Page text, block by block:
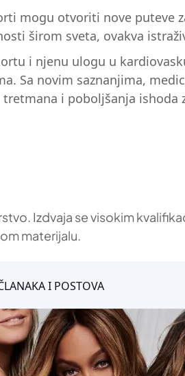
mogu otvoriti nove puteve
širom sveta, ovakva
i njenu ulogu u
Sa novim saznanjima,
i poboljšanja ishoda
Izdvaja se visokim
materijalu.
I POSTOVA